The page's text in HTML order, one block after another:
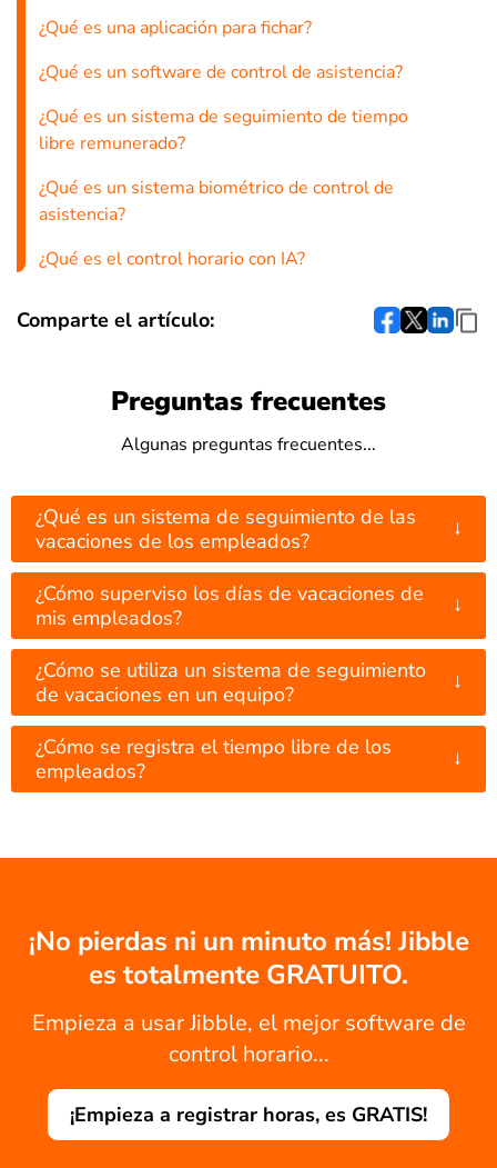
¿Qué es una aplicación para fichar?
¿Qué es un software de control de asistencia?
¿Qué es un sistema de seguimiento de tiempo
libre remunerado?
¿Qué es un sistema biométrico de control de
asistencia?
¿Qué es el control horario con IA?
Comparte el artículo:
Preguntas frecuentes
Algunas preguntas frecuentes...
¿Qué es un sistema de seguimiento de las
vacaciones de los empleados?
↓
¿Cómo superviso los días de vacaciones de
mis empleados?
↓
¿Cómo se utiliza un sistema de seguimiento
de vacaciones en un equipo?
↓
¿Cómo se registra el tiempo libre de los
empleados?
↓
¡No pierdas ni un minuto más! Jibble
es totalmente GRATUITO.
Empieza a usar Jibble, el mejor software de
control horario...
¡Empieza a registrar horas, es GRATIS!